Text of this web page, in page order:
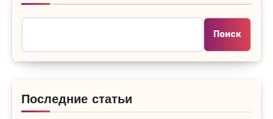
Поиск
Последние статьи